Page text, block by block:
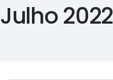
Julho 2022